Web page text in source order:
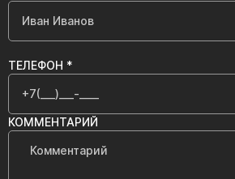
ТЕЛЕФОН *
КОММЕНТАРИЙ